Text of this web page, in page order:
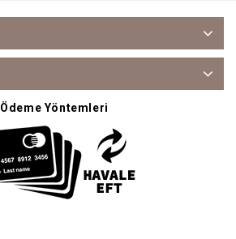
Ödeme Yöntemleri